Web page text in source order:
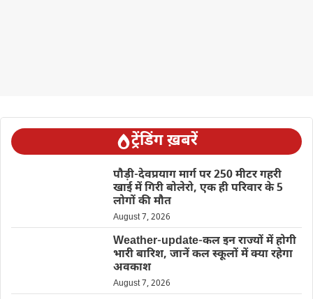
ट्रेंडिंग ख़बरें
पौड़ी-देवप्रयाग मार्ग पर 250 मीटर गहरी
खाई में गिरी बोलेरो, एक ही परिवार के 5
लोगों की मौत
August 7, 2026
Weather-update-कल इन राज्यों में होगी
भारी बारिश, जानें कल स्कूलों में क्या रहेगा
अवकाश
August 7, 2026